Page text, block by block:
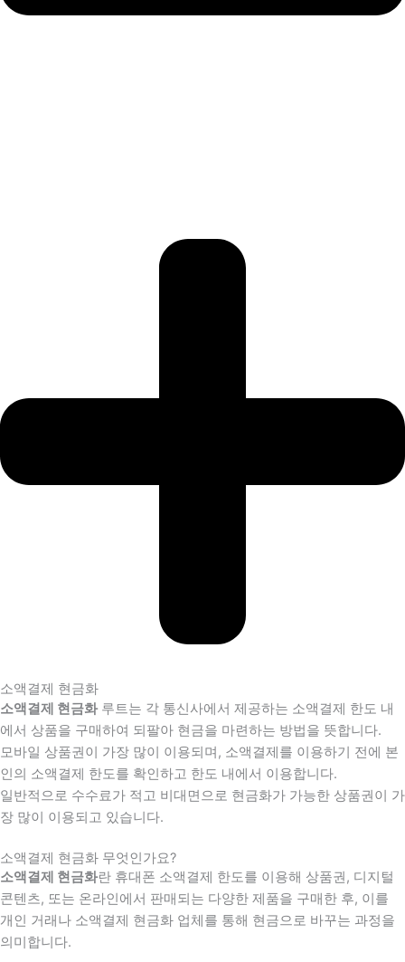
소액결제 현금화
소액결제 현금화루트는 각 통신사에서 제공하는 소액결제 한도 내
에서 상품을 구매하여 되팔아 현금을 마련하는 방법을 뜻합니다.
모바일 상품권이 가장 많이 이용되며, 소액결제를 이용하기 전에 본
인의 소액결제 한도를 확인하고 한도 내에서 이용합니다.
일반적으로 수수료가 적고 비대면으로 현금화가 가능한 상품권이 가
장 많이 이용되고 있습니다.
소액결제 현금화 무엇인가요?
소액결제 현금화란 휴대폰 소액결제 한도를 이용해 상품권, 디지털
콘텐츠, 또는 온라인에서 판매되는 다양한 제품을 구매한 후, 이를
개인 거래나 소액결제 현금화 업체를 통해 현금으로 바꾸는 과정을
의미합니다.